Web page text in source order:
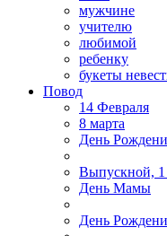
мужчине
учителю
любимой
ребенку
букеты
Повод
14 Февраля
8 марта
День
Выпускной, 1
День Мамы
День